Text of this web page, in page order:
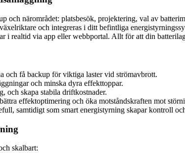
och närområdet: platsbesök, projektering, val av
och integreras i ditt befintliga
i realtid via app eller webbportal. Allt för att din
och få backup för viktiga laster vid strömavbrott.
och minska dyra effekttoppar.
och skapa stabila driftkostnader.
effektoptimering och öka motståndskraften mot
samtidigt som smart energistyrning skapar kontroll
skalbart: